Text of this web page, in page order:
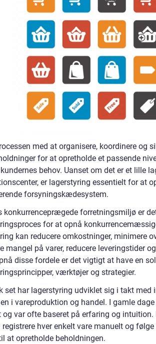
med at organisere, koordinere og
for at opretholde et passende
behov. Uanset om det er et lille
er lagerstyring essentielt for at
forsyningskædesystem.
konkurrenceprægede forretningsmiljø er
for at opnå
kan reducere omkostninger, minimere
mangel på varer, reducere leveringstider
disse fordele er det vigtigt at have en
værktøjer og strategier.
set har lagerstyring udviklet sig i takt med
i vareproduktion og handel. I gamle
og var ofte baseret på erfaring og intuition.
hver enkelt vare manuelt og
at opretholde beholdningen.